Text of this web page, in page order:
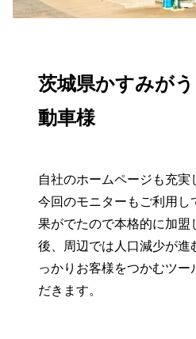
茨城県かすみが
動車様
自社のホームページも充実
今回のモニターもご利用し
果がでたので本格的に加盟
後、周辺では人口減少が進
っかりお客様をつかむツー
だきます。